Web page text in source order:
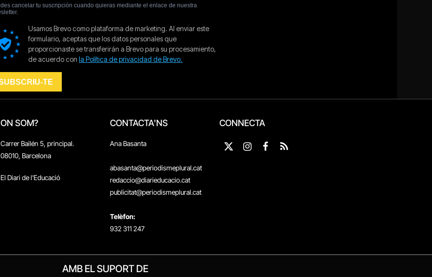
ON SOM?
Carrer Bailén 5, principal.
08010, Barcelona
El Diari de l'Educació
CONTACTA'NS
Ana Basanta
abasanta@periodismeplural.cat
redaccio@diarieducacio.cat
publicitat@periodismeplural.cat
Telèfon:
932 311 247
CONNECTA
X
Instagram
Facebook
RSS
AMB EL SUPORT DE